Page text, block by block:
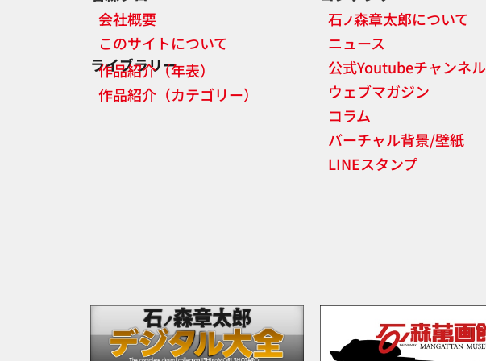
会社概要
このサイトについて
ライブラリー
作品紹介（年表）
作品紹介（カテゴリー）
石ノ森章太郎について
ニュース
公式Youtubeチャンネル
ウェブマガジン
コラム
バーチャル背景/壁紙
LINEスタンプ